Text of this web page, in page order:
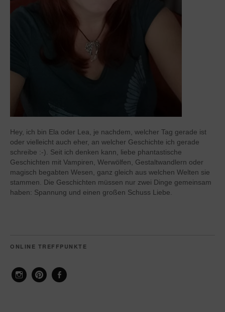
Hey, ich bin Ela oder Lea, je nachdem, welcher Tag gerade ist
oder vielleicht auch eher, an welcher Geschichte ich gerade
schreibe :-). Seit ich denken kann, liebe phantastische
Geschichten mit Vampiren, Werwölfen, Gestaltwandlern oder
magisch begabten Wesen, ganz gleich aus welchen Welten sie
stammen. Die Geschichten müssen nur zwei Dinge gemeinsam
haben: Spannung und einen großen Schuss Liebe.
ONLINE TREFFPUNKTE